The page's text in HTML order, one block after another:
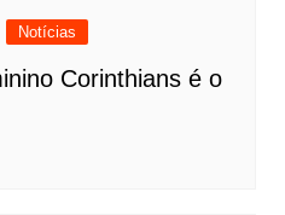
Notícias
Corinthians é o